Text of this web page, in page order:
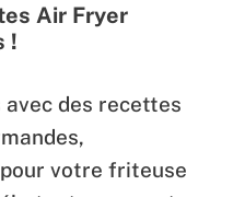
Air Fryer
!
des recettes
votre friteuse